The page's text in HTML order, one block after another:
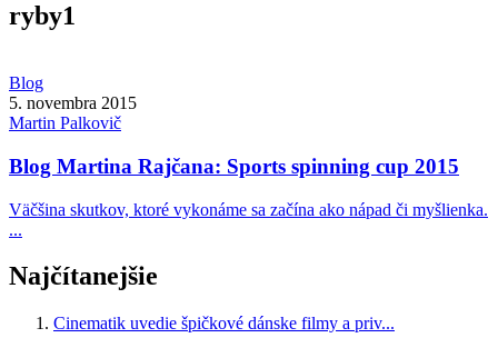
ryby1
Blog
5. novembra 2015
Martin Palkovič
Blog Martina Rajčana: Sports spinning cup 2015
Väčšina skutkov, ktoré vykonáme sa začína ako nápad či myšlienka.
...
Najčítanejšie
Cinematik uvedie špičkové dánske filmy a priv...